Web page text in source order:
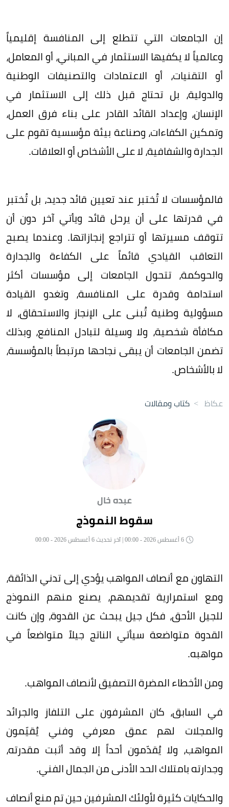
إن الجامعات التي تتطلع إلى المنافسة إقليمياً
وعالمياً لا يكفيها الاستثمار في المباني، أو المعامل،
أو التقنيات، أو الاعتمادات والتصنيفات الوطنية
والدولية، بل تحتاج قبل ذلك إلى الاستثمار في
الإنسان، وإعداد القائد القادر على بناء فرق العمل،
وتمكين الكفاءات، وصناعة بيئة مؤسسية تقوم على
الجدارة والشفافية، لا على الأشخاص أو العلاقات.
فالمؤسسات لا تُختبر عند تعيين قائد جديد، بل تُختبر
في قدرتها على أن يرحل قائد ويأتي آخر دون أن
تتوقف مسيرتها أو تتراجع إنجازاتها. وعندما يصبح
التعاقب القيادي قائماً على الكفاءة والجدارة
والحوكمة، تتحول الجامعات إلى مؤسسات أكثر
استدامة وقدرة على المنافسة، وتغدو القيادة
مسؤولية وطنية تُبنى على الإنجاز والاستحقاق، لا
مكافأة شخصية، ولا وسيلة لتبادل المنافع، وبذلك
تضمن الجامعات أن يبقى نجاحها مرتبطاً بالمؤسسة،
لا بالأشخاص.
عكاظ > كتاب ومقالات
عبده خال
سقوط النموذج
التهاون مع أنصاف المواهب يؤدي إلى تدني الذائقة،
ومع استمرارية تقديمهم، يصنع منهم النموذج
للجيل الأحق، فكل جيل يبحث عن القدوة، وإن كانت
القدوة متواضعة سيأتي الناتج جيلاً متواضعاً في
مواهبه.
ومن الأخطاء المضرة التصفيق لأنصاف المواهب.
في السابق، كان المشرفون على التلفاز والجرائد
والمجلات لهم عمق معرفي وفني يُقيّمون
المواهب، ولا يُقدّمون أحداً إلا وقد أثبت مقدرته،
وجدارته بامتلاك الحد الأدنى من الجمال الفني.
والحكايات كثيرة لأولئك المشرفين حين تم منع أنصاف